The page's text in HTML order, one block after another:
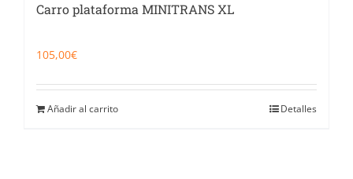
Carro plataforma MINITRANS XL
105,00€
Añadir al carrito Detalles